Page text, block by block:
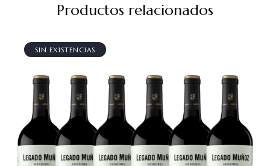
Productos relacionados
SIN EXISTENCIAS